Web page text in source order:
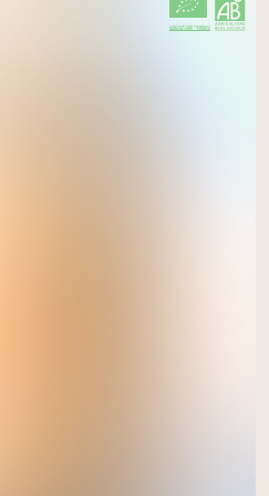
CERTIFIÉ PAR FR-BIO-01
AGRICULTURE FRANCE